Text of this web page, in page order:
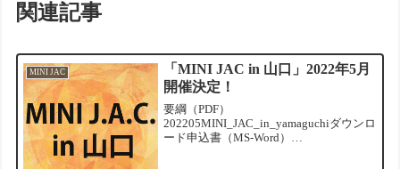
関連記事
MINI JAC
「MINI JAC in 山口」2022年5月
開催決定！
要綱（PDF）
202205MINI_JAC_in_yamaguchiダウンロ
ード申込書（MS-Word）